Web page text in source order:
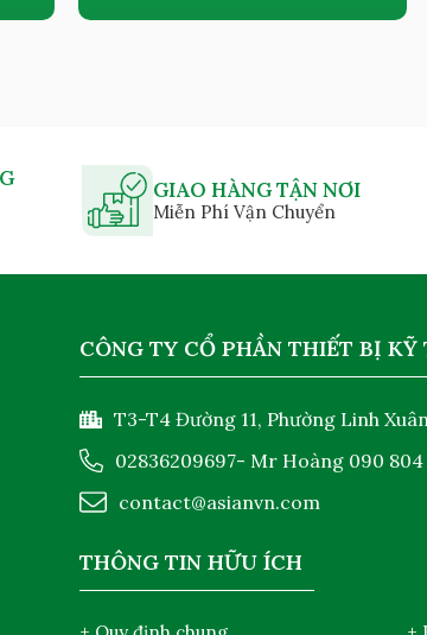
GIAO HÀNG TẬN NƠI
Miễn Phí Vận Chuyển
CÔNG TY CỔ PHẦN THIẾT BỊ
T3-T4 Đường 11, Phường Linh
02836209697- Mr Hoàng 090
contact@asianvn.com
THÔNG TIN HỮU ÍCH